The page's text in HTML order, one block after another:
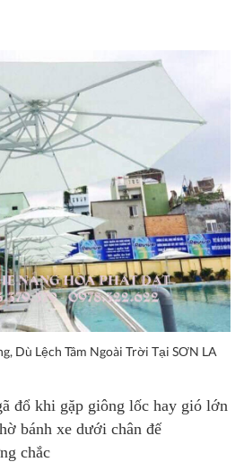
Dù Lệch Tâm Ngoài Trời Tại SƠN LA
đổ khi gặp giông lốc hay gió lớn
bánh xe dưới chân đế
chắc